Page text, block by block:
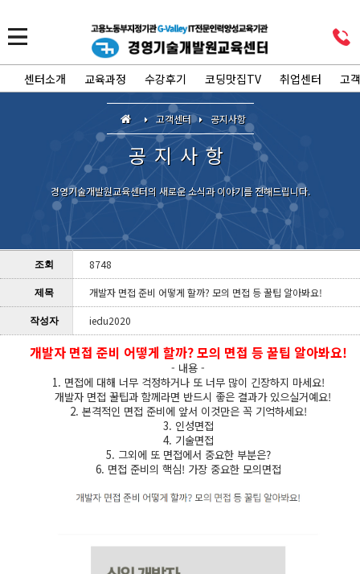
센터소개 교육과정 수강후기 코딩맛집TV 취업센터 고
고객센터 공지사항
공지사항
경영기술개발원교육센터의 새로운 소식과 이야기를 전해드립니다.
조회 8748
제목 개발자 면접 준비 어떻게 할까? 모의 면접 등 꿀팁 알아봐요!
작성자 iedu2020
개발자 면접 준비 어떻게 할까? 모의 면접 등 꿀팁 알아봐요!
- 내용 -
1. 면접에 대해 너무 걱정하거나 또 너무 많이 긴장하지 마세요!
개발자 면접 꿀팁과 함께라면 반드시 좋은 결과가 있으실거예요!
2. 본격적인 면접 준비에 앞서 이것만은 꼭 기억하세요!
3. 인성면접
4. 기술면접
5. 그외에 또 면접에서 중요한 부분은?
6. 면접 준비의 핵심! 가장 중요한 모의면접